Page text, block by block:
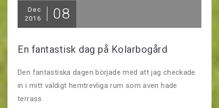
Dec
2016
08
En fantastisk dag på Kolarbogård
Den fantastiska dagen började med att jag checkade
in i mitt väldigt hemtrevliga rum som även hade
terrass.